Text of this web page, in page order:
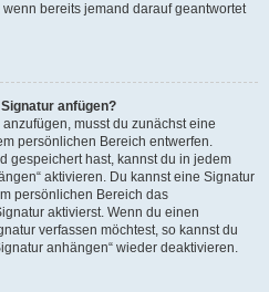
bereits jemand darauf geantwortet
anfügen?
musst du zunächst eine
persönlichen Bereich entwerfen.
gespeichert hast, kannst du in jedem
aktivieren. Du kannst eine Signatur
persönlichen Bereich das
aktivierst. Wenn du einen
verfassen möchtest, so kannst du
anhängen“ wieder deaktivieren.